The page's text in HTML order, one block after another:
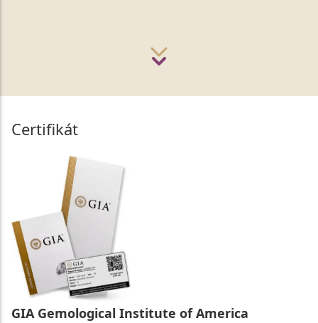
Certifikát
GIA Gemological Institute of America